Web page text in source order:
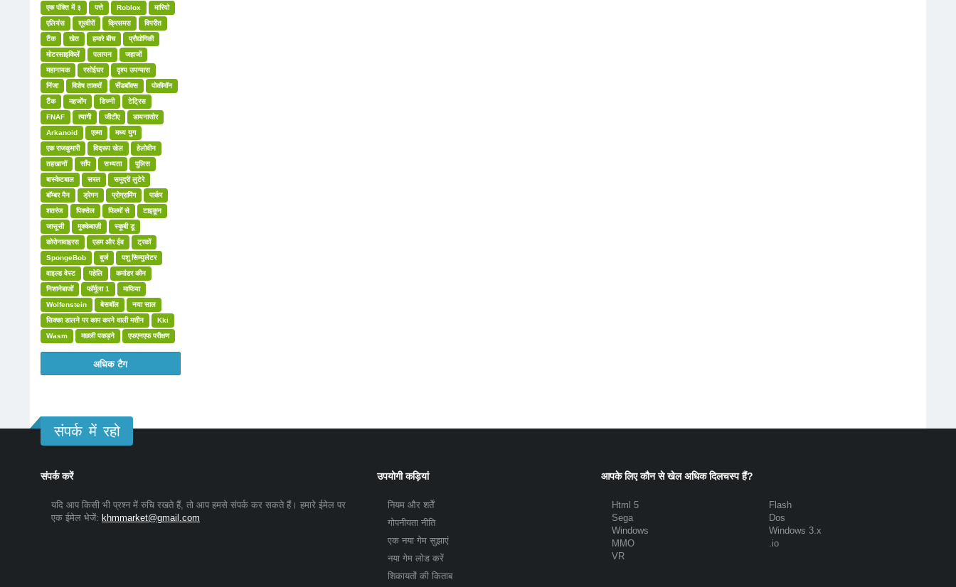
एक पंक्ति में ३
पत्ते Roblox
मारियो
एलियंस
शूरवीरों क्रिसमस
विपरीत
टैंक
खेत हमारे बीच
प्रौद्योगिकी
मोटरसाइकिलें
पलायन
जहाजों
महानायक
रसोईघर
दृश्य उपन्यास
निंजा
विशेष ताकतें सैंडबॉक्स
पोकीमॉन
टैंक
महजोंग डिज्नी
टेट्रिस
FNAF
त्यागी जीटीए
डायनासोर
Arkanoid
एल्मा
मध्य युग
एक राजकुमारी
विद्रूप खेल
हेलोवीन
तहखानों
साँप सभ्यता
पुलिस
बास्केटबाल
सरल
समुद्री लुटेरे
बॉम्बर मैन
ड्रेगन प्रोग्रामिंग
पार्कर
शतरंज
पिक्सेल फिल्मों से
टाइकून
जासूसी
मुक्केबाज़ी
स्कूबी डू
कोरोनावाइरस
एडम और ईव
ट्रकों
SpongeBob
बुर्ज
पशु सिम्युलेटर
वाइल्ड वेस्ट
पहेलि
कमांडर कीन
निशानेबाजों
फॉर्मूला 1
माफिया
Wolfenstein
बेसबॉल
नया साल
सिक्का डालने पर काम करने वाली मशीन
Kki
Wasm
मछली पकड़ने एफएनएफ परीक्षण
अधिक टैग
संपर्क में रहो
संपर्क करें
यदि आप किसी भी प्रश्न में रुचि रखते हैं, तो आप हमसे संपर्क कर सकते हैं। हमारे ईमेल पर
एक ईमेल भेजें: khmmarket@gmail.com
उपयोगी कड़ियां
नियम और शर्तें
गोपनीयता नीति
एक नया गेम सुझाएं
नया गेम लोड करें
शिकायतों की किताब
आपके लिए कौन से खेल अधिक दिलचस्प हैं?
Html 5
Flash
Sega
Dos
Windows
Windows 3.x
MMO
.io
VR